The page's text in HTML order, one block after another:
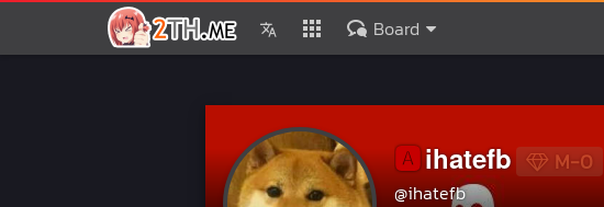
Board
🅰️ihatefb M-0
@ihatefb